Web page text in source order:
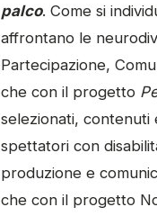
palco. Come si
affrontano le
Partecipazione,
che con il progetto
selezionati,
spettatori con
produzione e
che con il progetto